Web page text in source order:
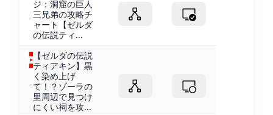
ジ：洞窟の巨人
三兄弟の攻略チ
ャート【ゼルダ
の伝説ティ...
【ゼルダの伝説
ティアキン】黒
く染め上げ
て！？ゾーラの
里周辺で見つけ
にくい祠を攻...